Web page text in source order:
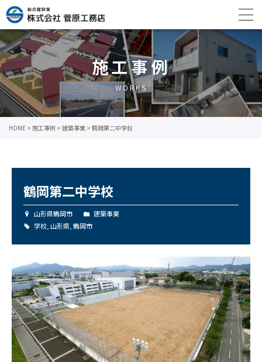
施工事例
WORKS
HOME > 施工事例 > 建築事業 > 鶴岡第二中学校
鶴岡第二中学校
山形県鶴岡市
建築事業
学校, 山形県, 鶴岡市